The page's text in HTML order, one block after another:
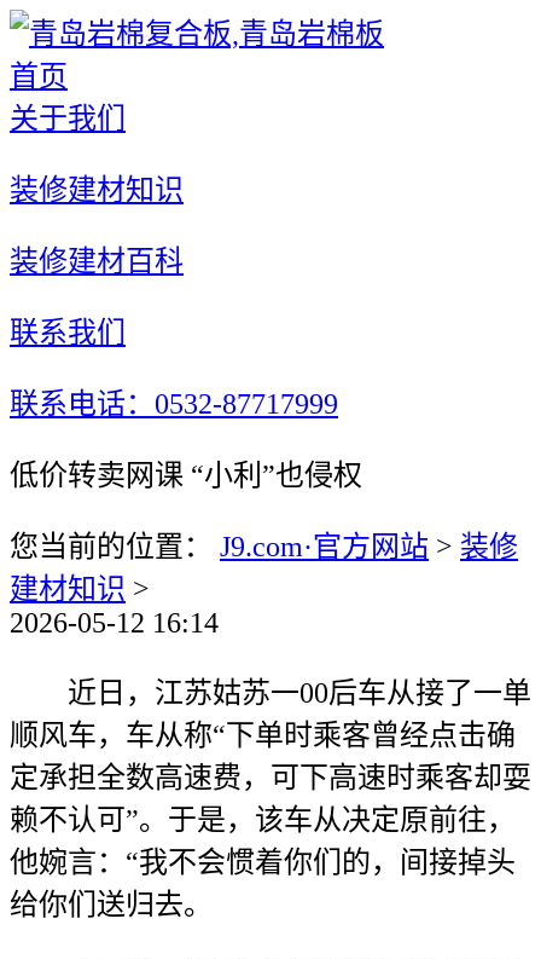
首页
关于我们
装修建材知识
装修建材百科
联系我们
联系电话：0532-87717999
低价转卖网课 “小利”也侵权
您当前的位置： J9.com·官方网站 > 装修
建材知识 >
2026-05-12 16:14
近日，江苏姑苏一00后车从接了一单
顺风车，车从称“下单时乘客曾经点击确
定承担全数高速费，可下高速时乘客却耍
赖不认可”。于是，该车从决定原前往，
他婉言：“我不会惯着你们的，间接掉头
给你们送归去。